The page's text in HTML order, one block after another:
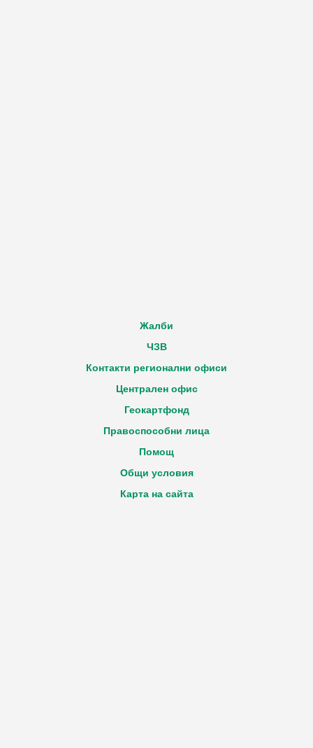
Жалби
ЧЗВ
Контакти регионални офиси
Централен офис
Геокартфонд
Правоспособни лица
Помощ
Общи условия
Карта на сайта